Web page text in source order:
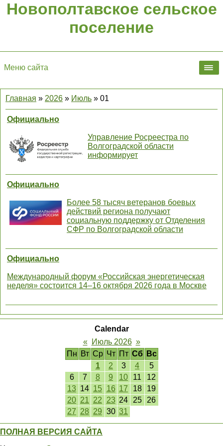
Новополтавское сельское
поселение
Меню сайта
Главная » 2026 » Июль » 01
Официально
Управление Росреестра по
Волгоградской области
информирует
Официально
Более 58 тысяч ветеранов боевых
действий региона получают
социальную поддержку от Отделения
СФР по Волгоградской области
Официально
Международный форум «Российская энергетическая
неделя» состоится 14–16 октября 2026 года в Москве
Calendar
«
Июль 2026 »
Пн Вт Ср Чт Пт Сб
Вс
1
2 3 4
5
6
7 8 9 10 11
12
13 14 15 16 17 18
19
20 21 22 23 24 25
26
27 28 29 30 31
ПОЛНАЯ ВЕРСИЯ САЙТА